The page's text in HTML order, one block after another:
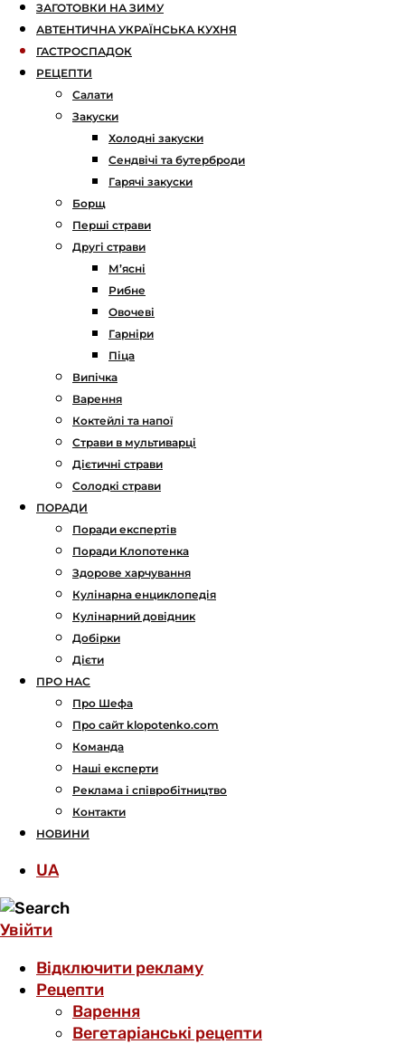
ЗАГОТОВКИ НА ЗИМУ
АВТЕНТИЧНА УКРАЇНСЬКА КУХНЯ
ГАСТРОСПАДОК
РЕЦЕПТИ
Салати
Закуски
Холодні закуски
Сендвічі та бутерброди
Гарячі закуски
Борщ
Перші страви
Другі страви
М’ясні
Рибне
Овочеві
Гарніри
Піца
Випічка
Варення
Коктейлі та напої
Страви в мультиварці
Дієтичні страви
Солодкі страви
ПОРАДИ
Поради експертів
Поради Клопотенка
Здорове харчування
Кулінарна енциклопедія
Кулінарний довідник
Добірки
Дієти
ПРО НАС
Про Шефа
Про сайт klopotenko.com
Команда
Наші експерти
Реклама і співробітництво
Контакти
НОВИНИ
UA
Увійти
Відключити рекламу
Рецепти
Варення
Вегетаріанські рецепти